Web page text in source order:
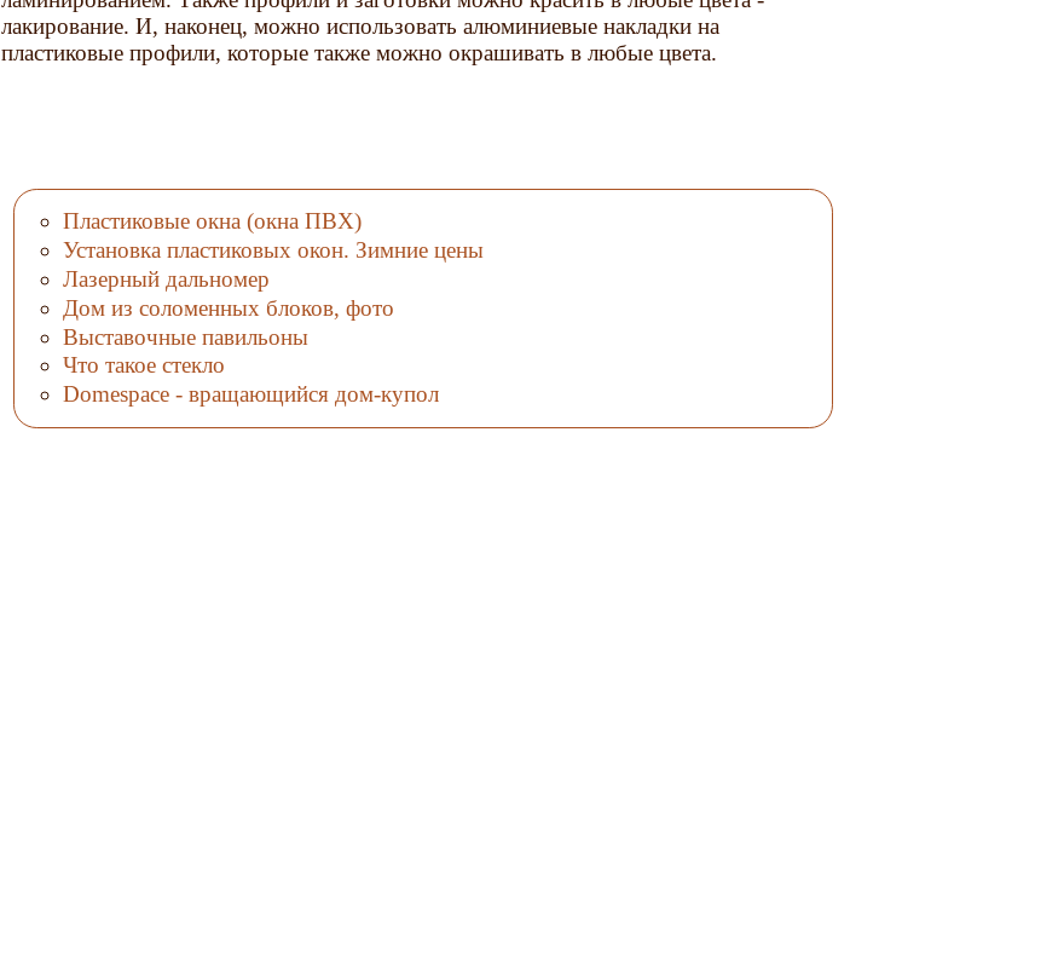
лакирование. И, наконец, можно использовать алюминиевые накладки на
пластиковые профили, которые также можно окрашивать в любые цвета.
Пластиковые окна (окна ПВХ)
Установка пластиковых окон. Зимние цены
Лазерный дальномер
Дом из соломенных блоков, фото
Выставочные павильоны
Что такое стекло
Domespace - вращающийся дом-купол